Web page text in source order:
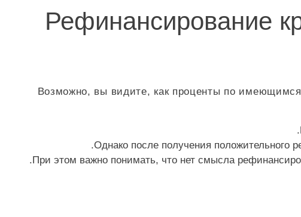
Рефинансирование
Возможно, вы видите, как проценты по
Однако после получения положительного
При этом важно понимать, что нет смысла